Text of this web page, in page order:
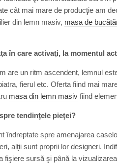
cât mai mare de producţie am
din lemn masiv, masa de
în care activaţi, la momentul
are un ritm ascendent, lemnul
fierul etc. Oferta fiind mai
masa din lemn masiv fiind
tendinţele pieţei?
îndreptate spre amenajarea
alţii sunt proprii lor designeri.
fişiere sursă şi până la